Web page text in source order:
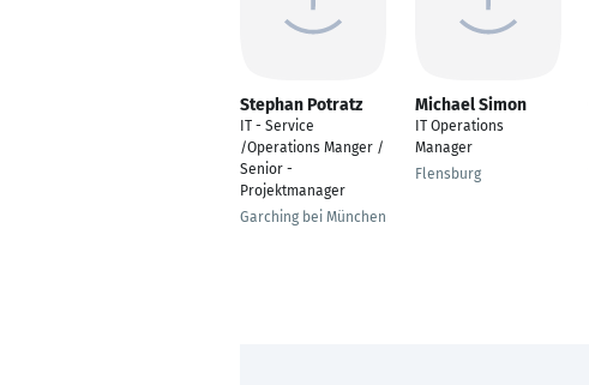
Stephan Potratz
IT - Service
/Operations Manger /
Senior -
Projektmanager
Garching bei München
Michael Simon
IT Operations
Manager
Flensburg